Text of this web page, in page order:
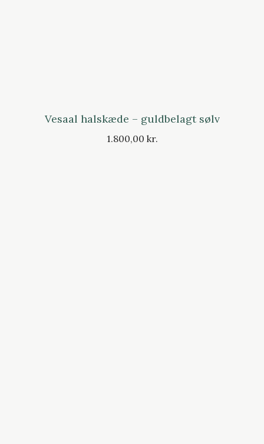
Vesaal halskæde – guldbelagt sølv
1.800,00 kr.